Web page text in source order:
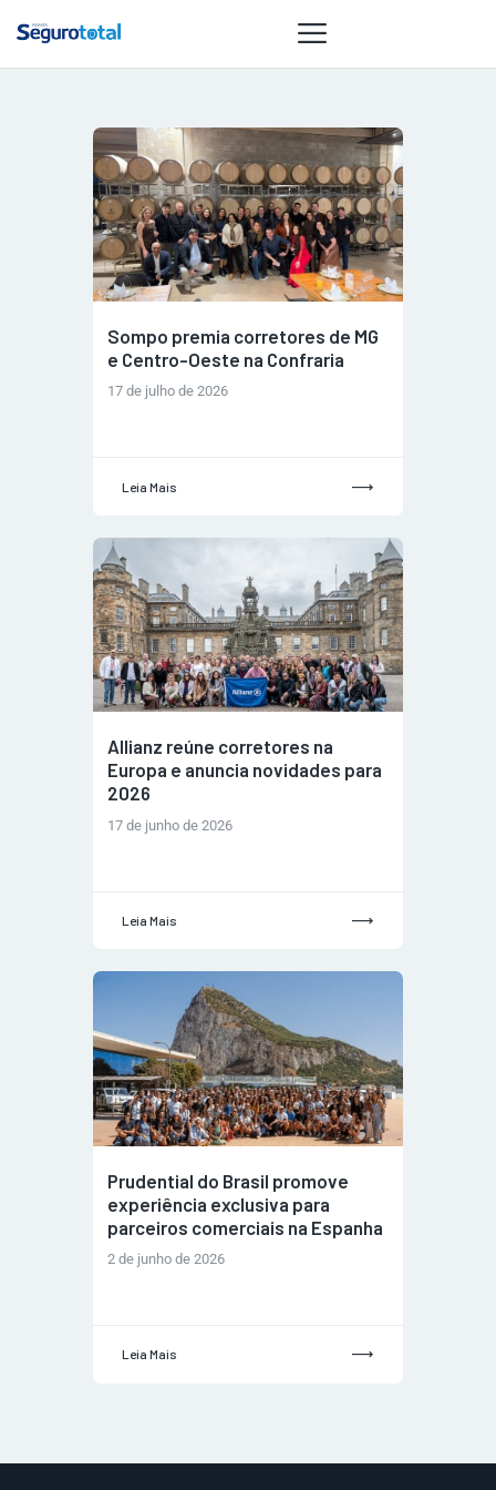
NOTÍCIAS
REVISTA
ESPECIAIS
GAIVOTA DE
OURO
MULHERES
GESTORAS
Sompo premia corretores de MG
e Centro-Oeste na Confraria
17 de julho de 2026
Leia Mais
Allianz reúne corretores na
Europa e anuncia novidades para
2026
17 de junho de 2026
Leia Mais
Prudential do Brasil promove
experiência exclusiva para
parceiros comerciais na Espanha
2 de junho de 2026
Leia Mais